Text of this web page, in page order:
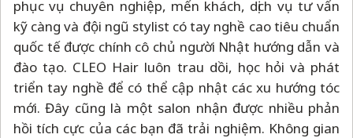
phục vụ chuyên nghiệp, mến khách, dịch vụ tư vấn
kỹ càng và đội ngũ stylist có tay nghề cao tiêu chuẩn
quốc tế được chính cô chủ người Nhật hướng dẫn và
đào tạo. CLEO Hair luôn trau dồi, học hỏi và phát
triển tay nghề để có thể cập nhật các xu hướng tóc
mới. Đây cũng là một salon nhận được nhiều phản
hồi tích cực của các bạn đã trải nghiệm. Không gian